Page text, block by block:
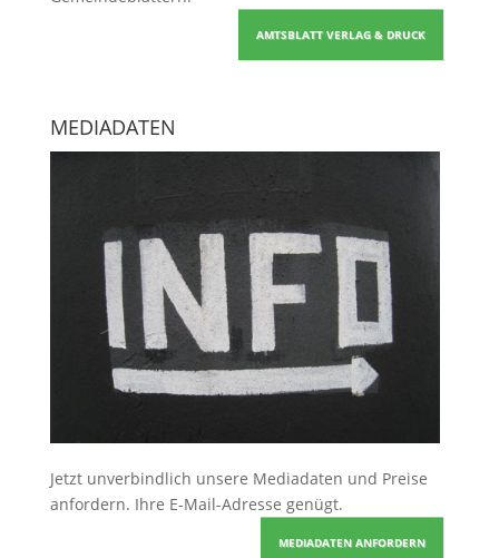
AMTSBLATT VERLAG & DRUCK
MEDIADATEN
Jetzt unverbindlich unsere Mediadaten und Preise
anfordern. Ihre E-Mail-Adresse genügt.
MEDIADATEN ANFORDERN